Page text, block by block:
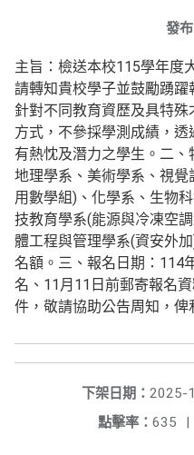
發
主旨：檢送本校115學年度
請轉知貴校學子並鼓勵踴
針對不同教育資歷及具特
方式，不參採學測成績，
有熱忱及潛力之學生。二、
地理學系、美術學系、視
用數學組)、化學系、生物
技教育學系(能源與冷凍空
體工程與管理學系(資安外
名額。三、報名日期：114
名、11月11日前郵寄報名
件，敬請協助公告周知，俾
下架日期： 2025-
點擊率： 635 |